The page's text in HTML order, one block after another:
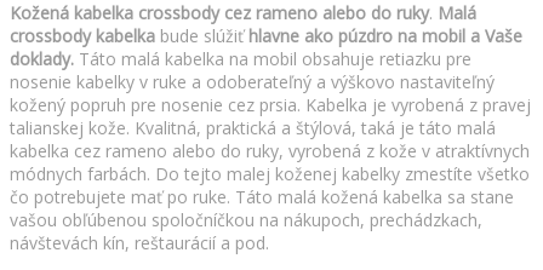
Kožená kabelka crossbody cez rameno alebo do ruky. Malá
crossbody kabelka bude slúžiť hlavne ako púzdro na mobil a Vaše
doklady. Táto malá kabelka na mobil obsahuje retiazku pre
nosenie kabelky v ruke a odoberateľný a výškovo nastaviteľný
kožený popruh pre nosenie cez prsia. Kabelka je vyrobená z pravej
talianskej kože. Kvalitná, praktická a štýlová, taká je táto malá
kabelka cez rameno alebo do ruky, vyrobená z kože v atraktívnych
módnych farbách. Do tejto malej koženej kabelky zmestíte všetko
čo potrebujete mať po ruke. Táto malá kožená kabelka sa stane
vašou obľúbenou spoločníčkou na nákupoch, prechádzkach,
návštevách kín, reštaurácií a pod.